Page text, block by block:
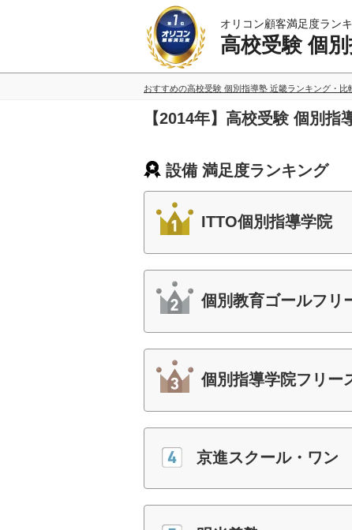
オリコン顧客満足度ラン
高校受験 個
おすすめの高校受験 個別指導塾 近畿ランキング・比
【2014年】高校受験 個別
設備 満足度ランキング
ITTO個別指導学院
個別教育ゴールフリ
個別指導学院フリー
京進スクール・ワン